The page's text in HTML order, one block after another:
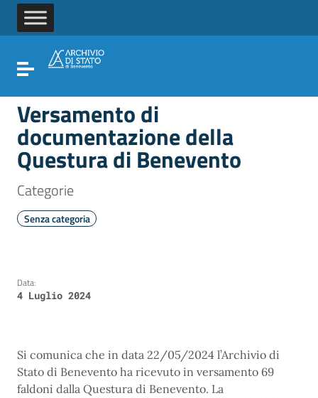
Vai ai contenuti
Vai al menu di navigazione
Vai al footer
Attiva / disattiva la navigazione
Versamento di
documentazione della
Questura di Benevento
Categorie
Senza categoria
Data:
4 Luglio 2024
Si comunica che in data 22/05/2024 l’Archivio di
Stato di Benevento ha ricevuto in versamento 69
faldoni dalla Questura di Benevento. La